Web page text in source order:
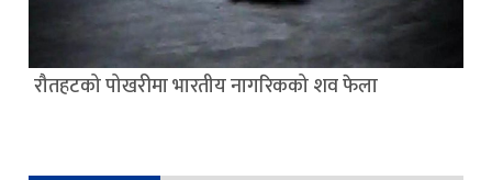
रौतहटको पोखरीमा भारतीय नागरिकको शव फेला